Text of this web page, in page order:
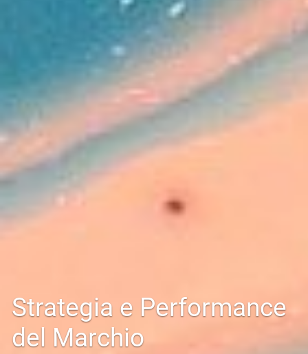
Strategia e Performance
del Marchio